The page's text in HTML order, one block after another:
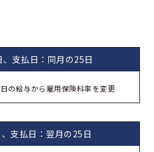
、支払日：同月の25日
の給与から雇用保険料率を変更
、支払日：翌月の25日